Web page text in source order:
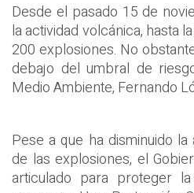
Desde el pasado 15 de
la actividad volcánica, hasta
200 explosiones. No
debajo del umbral de
Medio Ambiente, Fernando
Pese a que ha disminuido
de las explosiones, el
articulado para proteger